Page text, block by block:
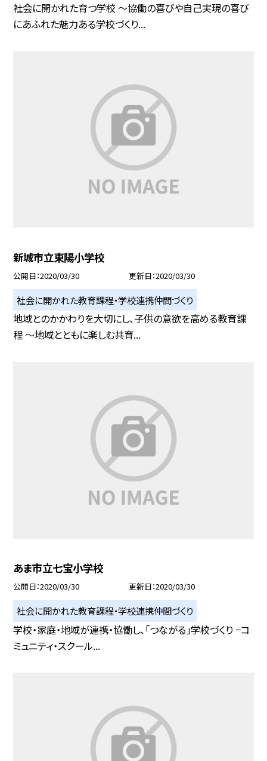
社会に開かれた育つ学校 〜協働の喜びや自己実現の喜び
にあふれた魅力ある学校づくり...
新城市立東陽小学校
公開日 2020/03/30 更新日 2020/03/30
社会に開かれた教育課程・学校連携仲間づくり
地域とのかかわりを大切にし、子供の意欲を高める教育課
程 〜地域とともに楽しむ共育...
あま市立七宝小学校
公開日 2020/03/30 更新日 2020/03/30
社会に開かれた教育課程・学校連携仲間づくり
学校・家庭・地域が連携・協働し、「つながる」学校づくり −コ
ミュニティ・スクール...